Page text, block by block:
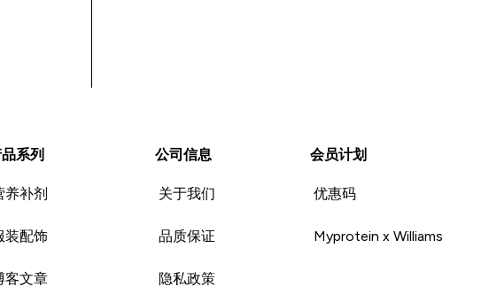
系列
养补剂
装配饰
客文章
公司信息
关于我们
品质保证
隐私政策
会员计划
优惠码
Myprotein x Williams